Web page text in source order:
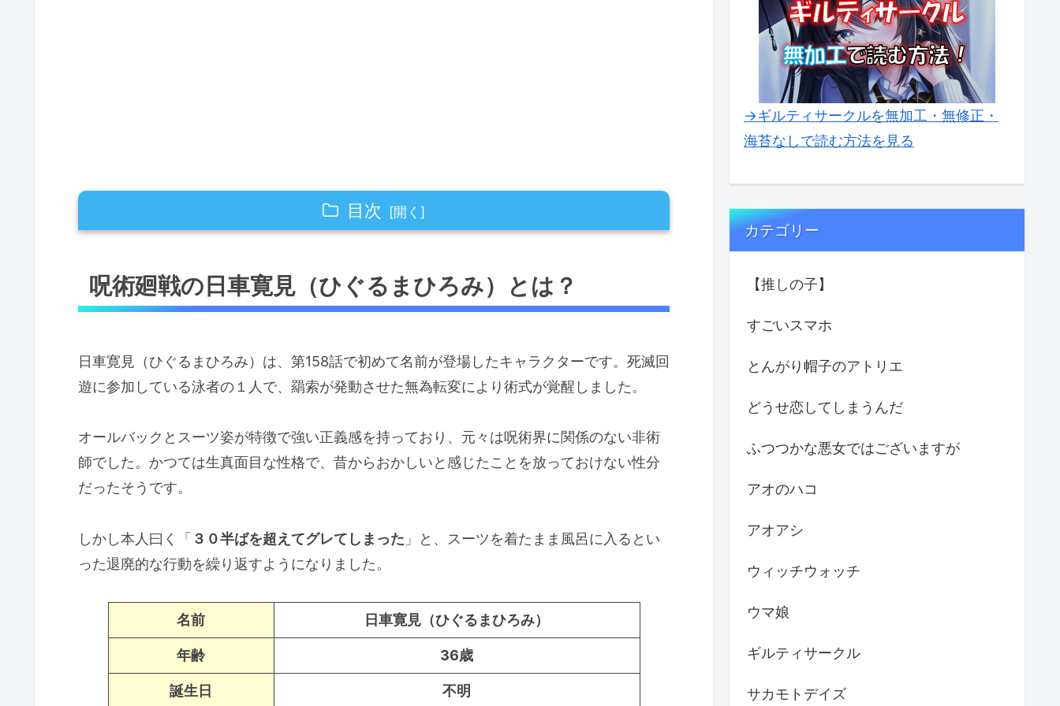
目次
呪術廻戦の日車寛見（ひぐるまひろみ）の術式の解説！
呪術廻戦の日車寛見（ひぐるまひろみ）の強さは特級術師レベル？呪術師としての
才能がヤバい！
日車寛見が虎杖悠仁を相手に圧倒！
日車寛見の術師としての才能は作中随一？
日車寛見は元国選弁護人
日車寛見はとても苦労人
日車寛見を変えるきっかけとなった事件とは？
呪術廻戦の日車寛見（ひぐるまひろみ）とは？
日車寛見（ひぐるまひろみ）は、第158話で初めて名前が登場したキャラクターです。死滅回
遊に参加している泳者の１人で、羂索が発動させた無為転変により術式が覚醒しました。
オールバックとスーツ姿が特徴で強い正義感を持っており、元々は呪術界に関係のない非術
師でした。かつては生真面目な性格で、昔からおかしいと感じたことを放っておけない性分
だったそうです。
しかし本人曰く「 ３０半ばを超えてグレてしまった 」と、スーツを着たまま風呂に入るとい
った退廃的な行動を繰り返すようになりました。
名前 日車寛見（ひぐるまひろみ）
年齢 36歳
誕生日 不明
→ギルティサークルを無加工・無修正・
海苔なしで読む方法を見る
カテゴリー
【推しの子】
すごいスマホ
とんがり帽子のアトリエ
どうせ恋してしまうんだ
ふつつかな悪女ではございますが
アオのハコ
アオアシ
ウィッチウォッチ
ウマ娘
ギルティサークル
サカモトデイズ